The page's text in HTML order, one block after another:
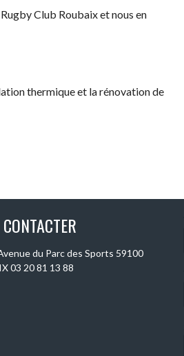
Club Roubaix et nous en
thermique et la rénovation de
du Parc des Sports 59100
03 20 81 13 88